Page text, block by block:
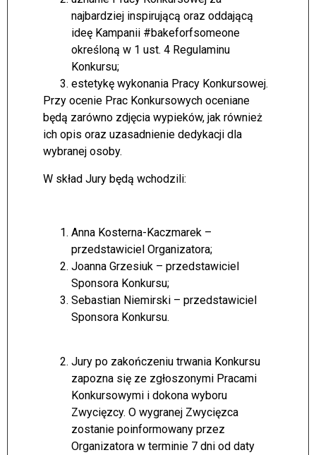
najbardziej inspirującą oraz oddającą
ideę Kampanii #bakeforfsomeone
określoną w 1 ust. 4 Regulaminu
Konkursu;
estetykę wykonania Pracy Konkursowej.
Przy ocenie Prac Konkursowych oceniane
będą zarówno zdjęcia wypieków, jak również
ich opis oraz uzasadnienie dedykacji dla
wybranej osoby.
W skład Jury będą wchodzili:
Anna Kosterna-Kaczmarek –
przedstawiciel Organizatora;
Joanna Grzesiuk – przedstawiciel
Sponsora Konkursu;
Sebastian Niemirski – przedstawiciel
Sponsora Konkursu.
Jury po zakończeniu trwania Konkursu
zapozna się ze zgłoszonymi Pracami
Konkursowymi i dokona wyboru
Zwycięzcy. O wygranej Zwycięzca
zostanie poinformowany przez
Organizatora w terminie 7 dni od daty